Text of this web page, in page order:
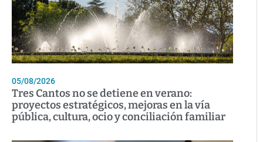
05/08/2026
Tres Cantos no se detiene en verano:
proyectos estratégicos, mejoras en la vía
pública, cultura, ocio y conciliación familiar